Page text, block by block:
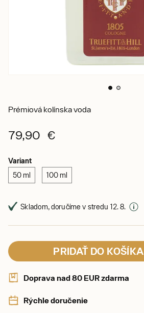
Prémiová kolínska voda
79,90 €
Variant
50 ml 100 ml
Skladom, doručíme v stredu 12. 8.
PRIDAŤ DO KOŠÍKA
Doprava nad 80 EUR zdarma
Rýchle doručenie